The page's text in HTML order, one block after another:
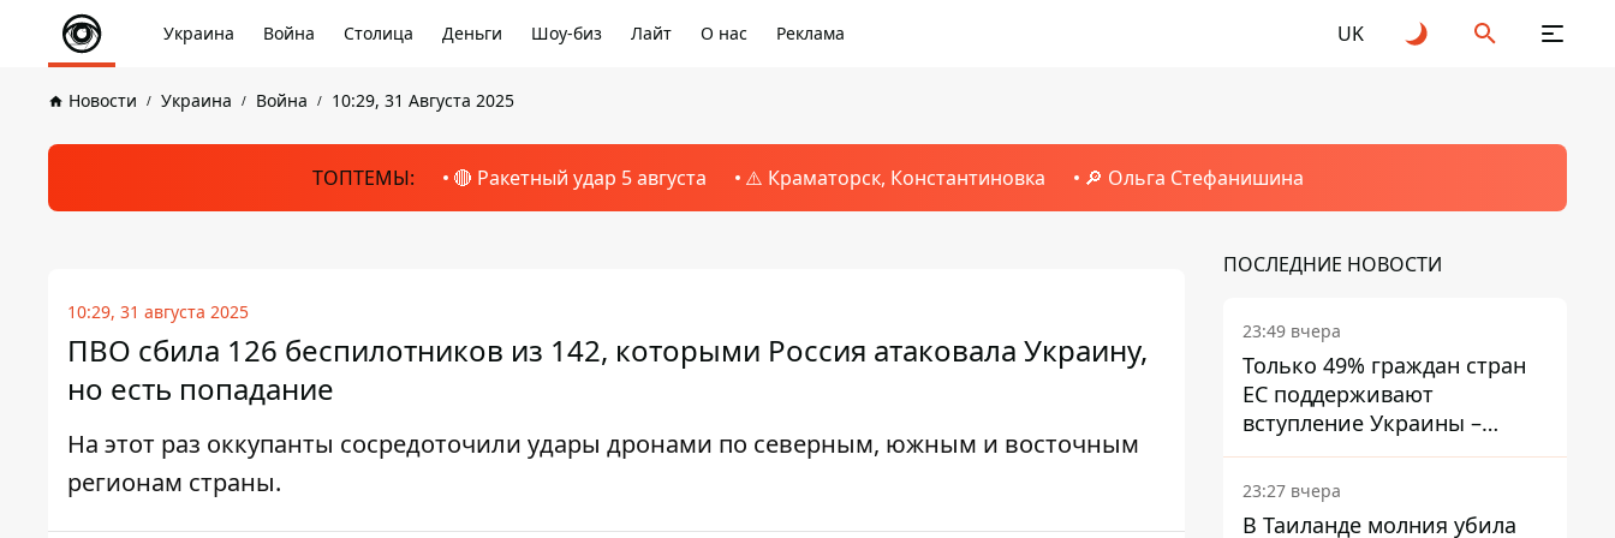
Украина Война Столица Деньги Шоу-биз Лайт О нас Реклама UK
Новости Украина Война 10:29, 31 Августа 2025
ТОПТЕМЫ: 🔴 Ракетный удар 5 августа ⚠️ Краматорск, Константиновка 🔎 Ольга Стефанишина
10:29, 31 августа 2025
ПВО сбила 126 беспилотников из 142, которыми Россия атаковала Украину,
но есть попадание
На этот раз оккупанты сосредоточили удары дронами по северным, южным и восточным
регионам страны.
ПОСЛЕДНИЕ НОВОСТИ
23:49 вчера
Только 49% граждан стран
ЕС поддерживают
вступление Украины –
результаты опроса
23:27 вчера
В Таиланде молния убила